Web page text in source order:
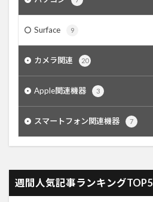
Surface 9
カメラ関連 20
Apple関連機器 3
スマートフォン関連機器 7
週間人気記事ランキングTOP5